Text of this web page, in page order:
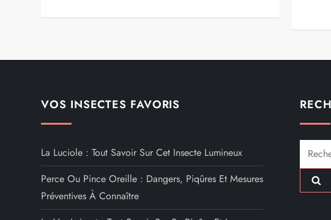
VOS INSECTES FAVORIS
La Luciole : Tout Savoir Sur Cet Insecte Lumineux
Perce Ou Pince Oreille : Dangers, Piqûres Et Mesures
Préventives À Connaître